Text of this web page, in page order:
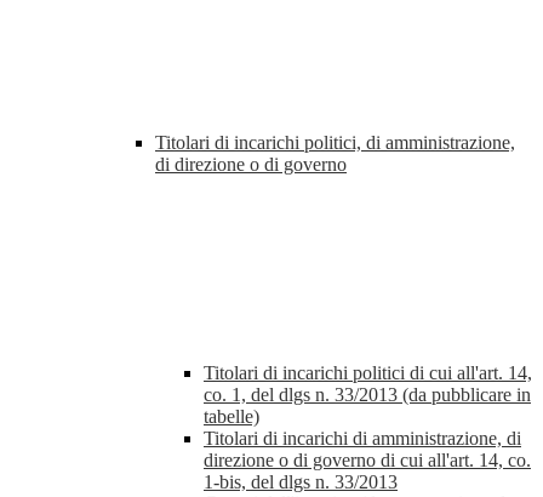
Titolari di incarichi politici, di amministrazione,
di direzione o di governo
Titolari di incarichi politici di cui all'art. 14,
co. 1, del dlgs n. 33/2013 (da pubblicare in
tabelle)
Titolari di incarichi di amministrazione, di
direzione o di governo di cui all'art. 14, co.
1-bis, del dlgs n. 33/2013